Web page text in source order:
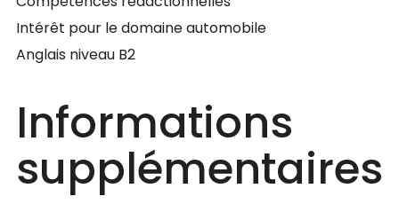
Intérêt pour le domaine automobile
Anglais niveau B2
Informations
supplémentaires